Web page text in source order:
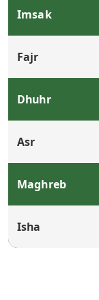
Imsak
Fajr
Dhuhr
Asr
Maghreb
Isha